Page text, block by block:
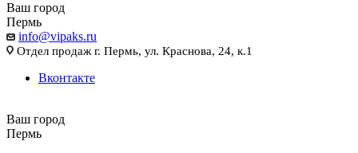
Ваш город
Пермь
info@vipaks.ru
Отдел продаж г. Пермь, ул. Краснова, 24, к.1
Вконтакте
Ваш город
Пермь